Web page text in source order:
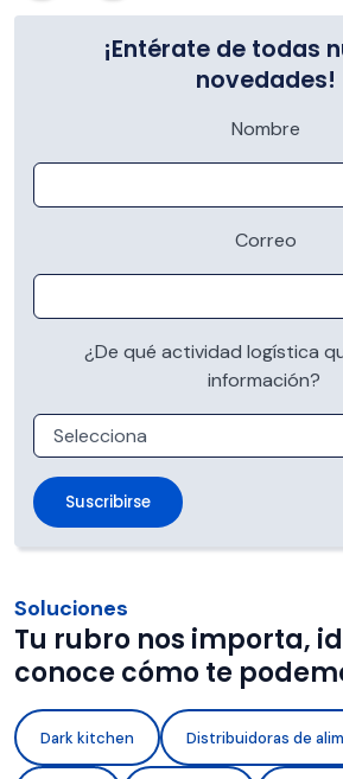
¡Entérate de todas
novedades!
Nombre
Correo
¿De qué actividad logística
información?
Soluciones
Tu rubro nos importa,
conoce cómo te
Dark kitchen Distribuidoras de